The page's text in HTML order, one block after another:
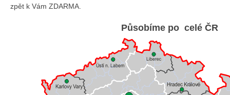
zpět k Vám ZDARMA.
Působíme po celé ČR